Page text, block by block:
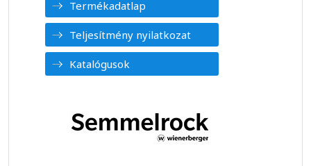
Termékadatlap
Teljesítmény nyilatkozat
Katalógusok